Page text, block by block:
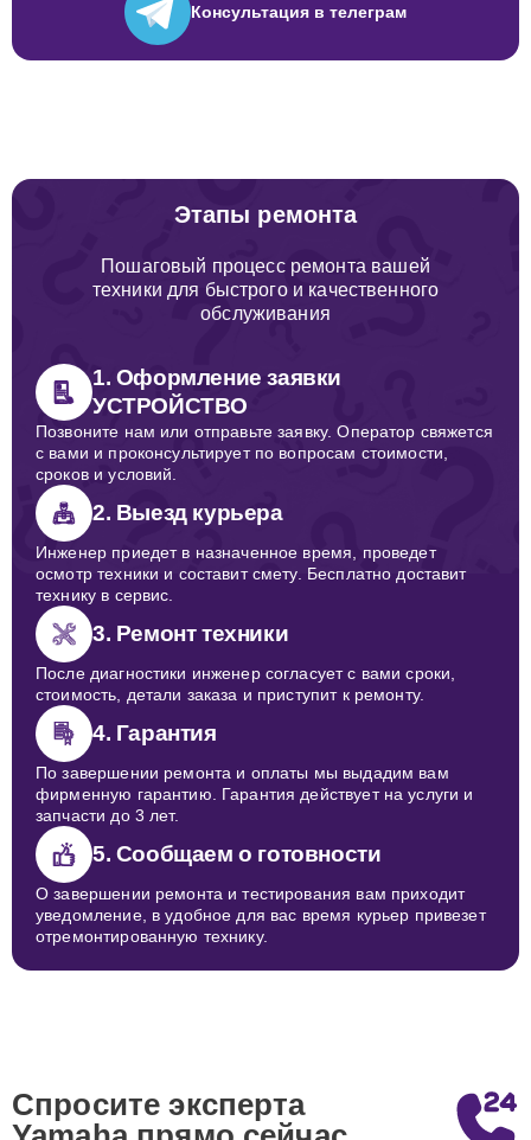
Консультация в телеграм
Этапы ремонта
Пошаговый процесс ремонта вашей
техники для быстрого и качественного
обслуживания
1. Оформление заявки
УСТРОЙСТВО
Позвоните нам или отправьте заявку. Оператор свяжется
с вами и проконсультирует по вопросам стоимости,
сроков и условий.
2. Выезд курьера
Инженер приедет в назначенное время, проведет
осмотр техники и составит смету. Бесплатно доставит
технику в сервис.
3. Ремонт техники
После диагностики инженер согласует с вами сроки,
стоимость, детали заказа и приступит к ремонту.
4. Гарантия
По завершении ремонта и оплаты мы выдадим вам
фирменную гарантию. Гарантия действует на услуги и
запчасти до 3 лет.
5. Сообщаем о готовности
О завершении ремонта и тестирования вам приходит
уведомление, в удобное для вас время курьер привезет
отремонтированную технику.
Спросите эксперта